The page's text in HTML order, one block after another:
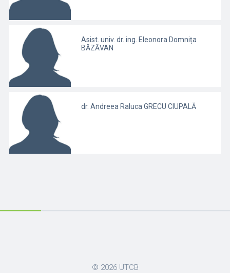
Asist. univ. dr. ing. Eleonora Domnița
BĂZĂVAN
dr. Andreea Raluca GRECU CIUPALĂ
© 2026 UTCB